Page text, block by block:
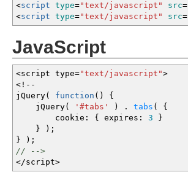
<script type="text/javascript" src=
<script type="text/javascript" src=
JavaScript
<script type="text/javascript">
<!--
jQuery( function ( )
{
jQuery( '#tabs' ) . tabs (
{
cookie : { expires : 3
}
}
) ;
}
) ;
// -->
</script>